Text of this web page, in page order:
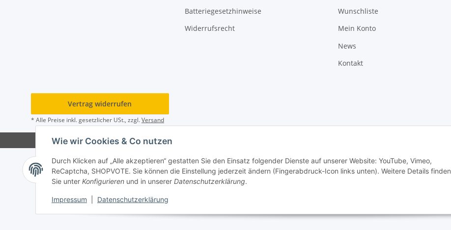
Wie wir Cookies & Co nutzen
Durch Klicken auf „Alle akzeptieren“ gestatten Sie den Einsatz folgender Dienste auf unserer Website: YouTube, Vimeo,
ReCaptcha, SHOPVOTE. Sie können die Einstellung jederzeit ändern (Fingerabdruck-Icon links unten). Weitere Details finden
Sie unter Konfigurieren und in unserer Datenschutzerklärung.
Impressum Datenschutzerklärung
Batteriegesetzhinweise
Widerrufsrecht
Wunschliste
Mein Konto
News
Kontakt
Vertrag widerrufen
* Alle Preise inkl. gesetzlicher USt., zzgl.Versand